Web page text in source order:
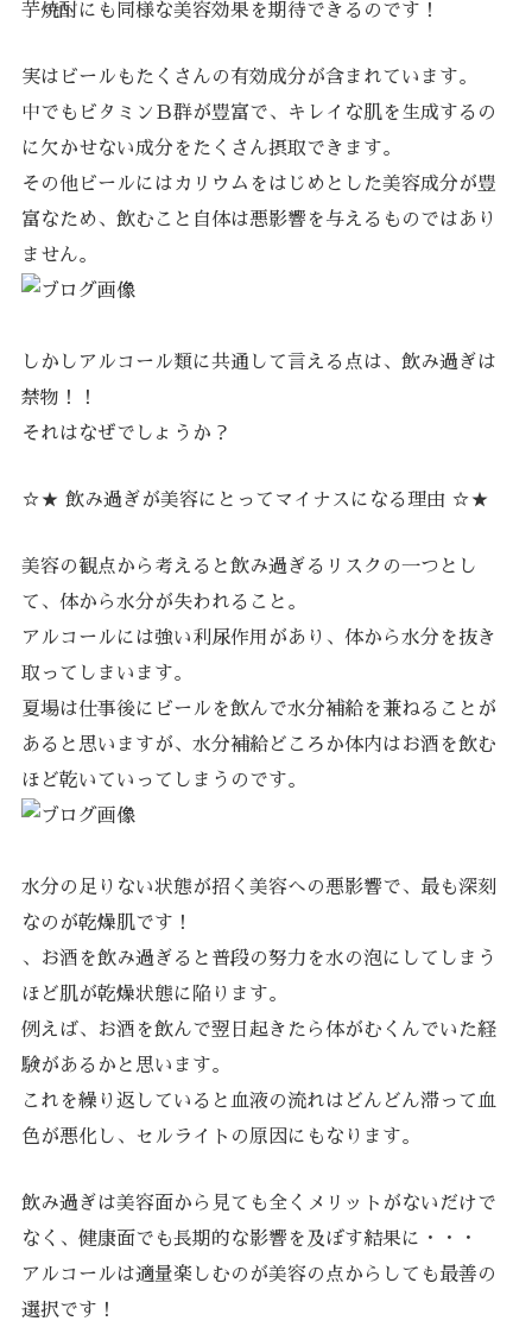
芋焼酎にも同様な美容効果を期待できるのです！
実はビールもたくさんの有効成分が含まれています。
中でもビタミンＢ群が豊富で、キレイな肌を生成するの
に欠かせない成分をたくさん摂取できます。
その他ビールにはカリウムをはじめとした美容成分が豊
富なため、飲むこと自体は悪影響を与えるものではあり
ません。
しかしアルコール類に共通して言える点は、飲み過ぎは
禁物！！
それはなぜでしょうか？
☆★ 飲み過ぎが美容にとってマイナスになる理由 ☆★
美容の観点から考えると飲み過ぎるリスクの一つとし
て、体から水分が失われること。
アルコールには強い利尿作用があり、体から水分を抜き
取ってしまいます。
夏場は仕事後にビールを飲んで水分補給を兼ねることが
あると思いますが、水分補給どころか体内はお酒を飲む
ほど乾いていってしまうのです。
水分の足りない状態が招く美容への悪影響で、最も深刻
なのが乾燥肌です！
、お酒を飲み過ぎると普段の努力を水の泡にしてしまう
ほど肌が乾燥状態に陥ります。
例えば、お酒を飲んで翌日起きたら体がむくんでいた経
験があるかと思います。
これを繰り返していると血液の流れはどんどん滞って血
色が悪化し、セルライトの原因にもなります。
飲み過ぎは美容面から見ても全くメリットがないだけで
なく、健康面でも長期的な影響を及ぼす結果に・・・
アルコールは適量楽しむのが美容の点からしても最善の
選択です！